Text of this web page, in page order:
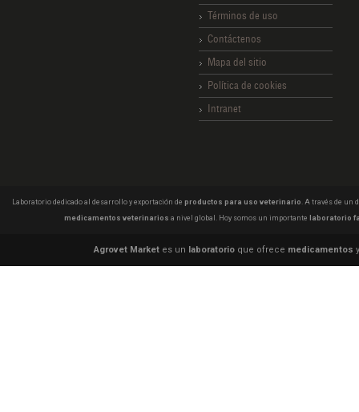
Términos de uso
Contáctenos
Mapa del sitio
Política de cookies
Intranet
Laboratorio dedicado al desarrollo y exportación de productos para uso veterinario . A través de un
medicamentos veterinarios a nivel global. Hoy somos un importante laboratorio
Agrovet Market es un laboratorio que ofrece medicamentos